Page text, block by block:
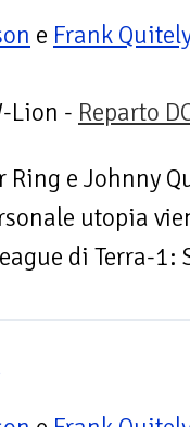
e Frank
Lion - Reparto
e Johnny
utopia
di Terra-1: